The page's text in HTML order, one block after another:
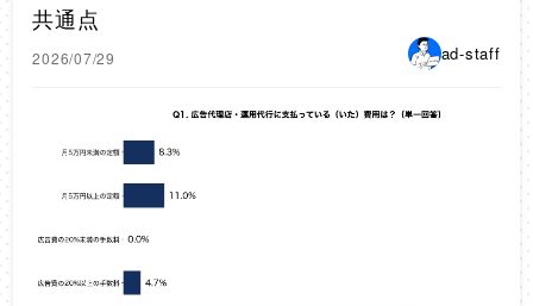
共通点
2026/07/29 ad-staff